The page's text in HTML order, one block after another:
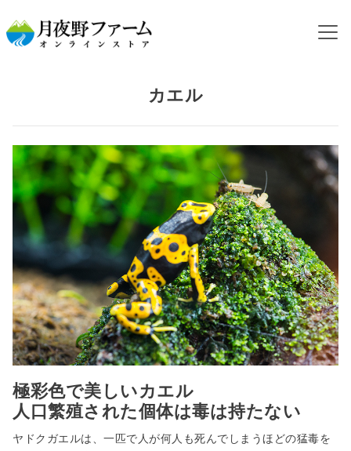
カエル
極彩色で美しいカエル
人口繁殖された個体は毒は持たない
ヤドクガエルは、一匹で人が何人も死んでしまうほどの猛毒を